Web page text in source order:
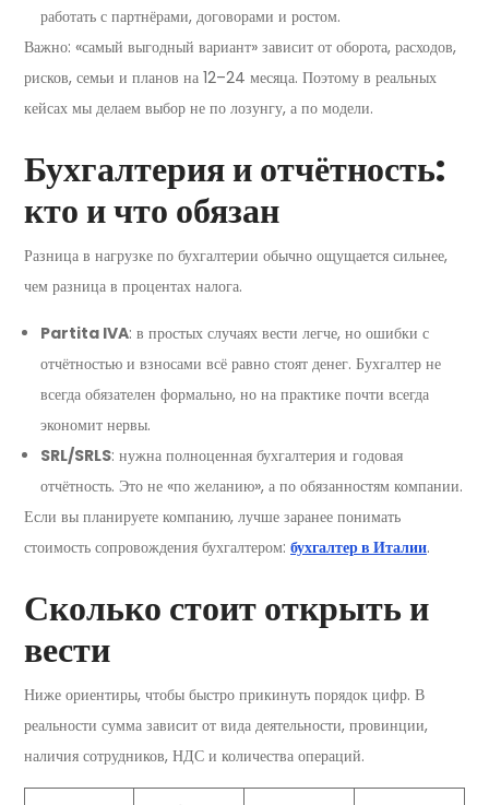
работать с партнёрами, договорами и ростом.
Важно: «самый выгодный вариант» зависит от оборота, расходов,
рисков, семьи и планов на 12–24 месяца. Поэтому в реальных
кейсах мы делаем выбор не по лозунгу, а по модели.
Бухгалтерия и отчётность:
кто и что обязан
Разница в нагрузке по бухгалтерии обычно ощущается сильнее,
чем разница в процентах налога.
Partita IVA: в простых случаях вести легче, но ошибки с
отчётностью и взносами всё равно стоят денег. Бухгалтер не
всегда обязателен формально, но на практике почти всегда
экономит нервы.
SRL/SRLS: нужна полноценная бухгалтерия и годовая
отчётность. Это не «по желанию», а по обязанностям компании.
Если вы планируете компанию, лучше заранее понимать
стоимость сопровождения бухгалтером: бухгалтер в Италии.
Сколько стоит открыть и
вести
Ниже ориентиры, чтобы быстро прикинуть порядок цифр. В
реальности сумма зависит от вида деятельности, провинции,
наличия сотрудников, НДС и количества операций.